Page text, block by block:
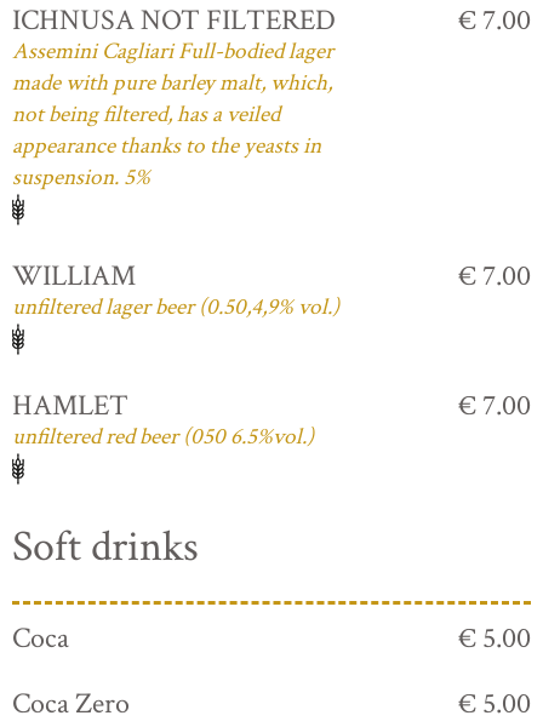
ICHNUSA NOT FILTERED
Assemini Cagliari Full-bodied lager
made with pure barley malt, which,
not being filtered, has a veiled
appearance thanks to the yeasts in
suspension. 5%
€ 7.00
WILLIAM
unfiltered lager beer (0.50,4,9% vol.)
€ 7.00
HAMLET
unfiltered red beer (050 6.5%vol.)
€ 7.00
Soft drinks
Coca
€ 5.00
Coca Zero
€ 5.00